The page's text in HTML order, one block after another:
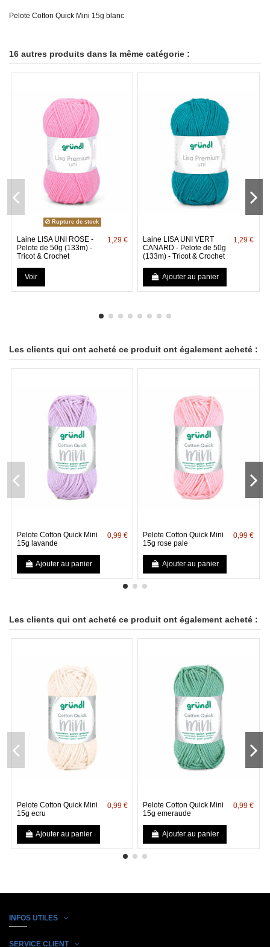
Pelote Cotton Quick Mini 15g blanc
16 autres produits dans la même catégorie :
Rupture de stock
Laine LISA UNI ROSE -
Pelote de 50g (133m) -
Tricot & Crochet
1,29 €
Voir
Laine LISA UNI VERT
CANARD - Pelote de 50g
(133m) - Tricot & Crochet
1,29 €
Ajouter au panier
Les clients qui ont acheté ce produit ont également acheté :
Pelote Cotton Quick Mini
15g lavande
0,99 €
Ajouter au panier
Pelote Cotton Quick Mini
15g rose pale
0,99 €
Ajouter au panier
Les clients qui ont acheté ce produit ont également acheté :
Pelote Cotton Quick Mini
15g ecru
0,99 €
Ajouter au panier
Pelote Cotton Quick Mini
15g emeraude
0,99 €
Ajouter au panier
INFOS UTILES
SERVICE CLIENT